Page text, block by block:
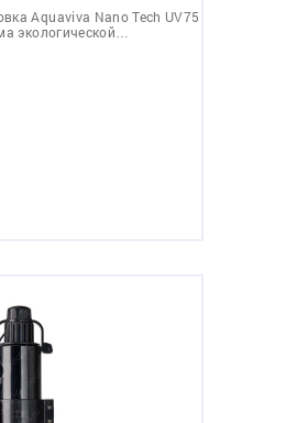
Aquaviva Nano Tech UV75
экологической…